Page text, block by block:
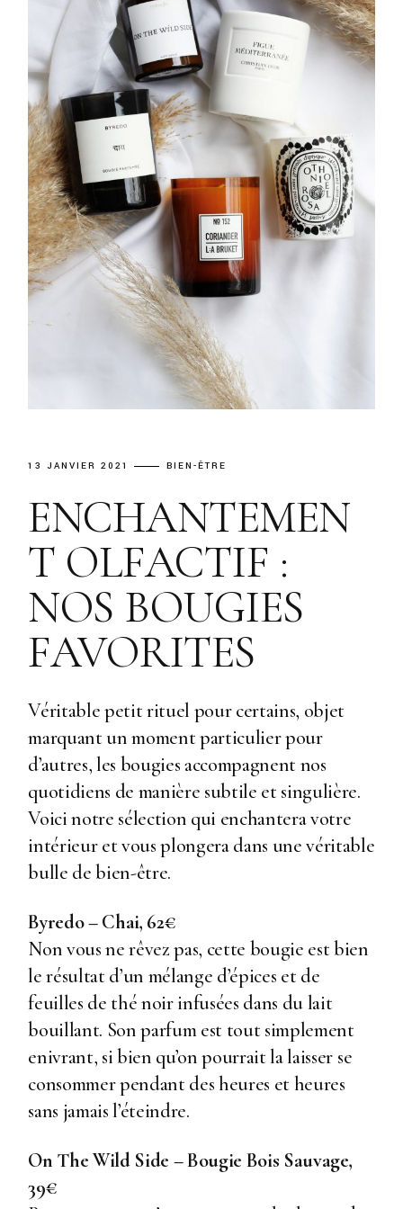
13 JANVIER 2021 BIEN-ÊTRE
ENCHANTEMEN
T OLFACTIF :
NOS BOUGIES
FAVORITES
Véritable petit rituel pour certains, objet
marquant un moment particulier pour
d’autres, les bougies accompagnent nos
quotidiens de manière subtile et singulière.
Voici notre sélection qui enchantera votre
intérieur et vous plongera dans une véritable
bulle de bien-être.
Byredo – Chai, 62€
Non vous ne rêvez pas, cette bougie est bien
le résultat d’un mélange d’épices et de
feuilles de thé noir infusées dans du lait
bouillant. Son parfum est tout simplement
enivrant, si bien qu’on pourrait la laisser se
consommer pendant des heures et heures
sans jamais l’éteindre.
On The Wild Side – Bougie Bois Sauvage,
39€